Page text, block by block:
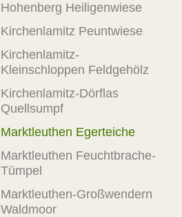
Hohenberg Heiligenwiese
Kirchenlamitz Peuntwiese
Kirchenlamitz-
Kleinschloppen Feldgehölz
Kirchenlamitz-Dörflas
Quellsumpf
Marktleuthen Egerteiche
Marktleuthen Feuchtbrache-
Tümpel
Marktleuthen-Großwendern
Waldmoor